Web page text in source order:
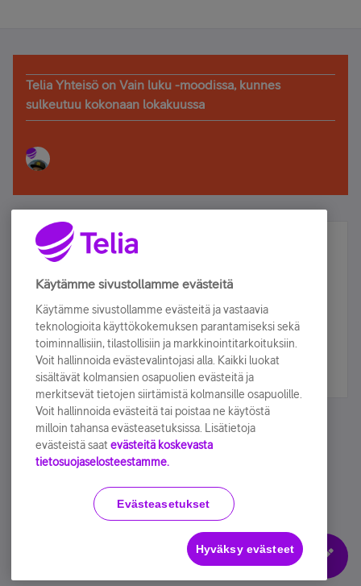
Telia Yhteisö on Vain luku -moodissa, kunnes
sulkeutuu kokonaan lokakuussa
Älä jää paitsi – osallistu ja voita!
Tilaa Telian uutiskirje ja olet mukana arvonnassa.
sähköpostiisi.
Tilaa nyt
Käyttöehdot Accessibility statement
Evästeasetukset
Käytämme sivustollamme evästeitä
Käytämme sivustollamme evästeitä ja vastaavia
teknologioita käyttökokemuksen parantamiseksi sekä
toiminnallisiin, tilastollisiin ja markkinointitarkoituksiin.
Voit hallinnoida evästevalintojasi alla. Kaikki luokat
sisältävät kolmansien osapuolien evästeitä ja
merkitsevät tietojen siirtämistä kolmansille osapuolille.
Voit hallinnoida evästeitä tai poistaa ne käytöstä
milloin tahansa evästeasetuksissa. Lisätietoja
evästeistä saat evästeitä koskevasta
tietosuojaselosteestamme.
Evästeasetukset
Hyväksy evästeet